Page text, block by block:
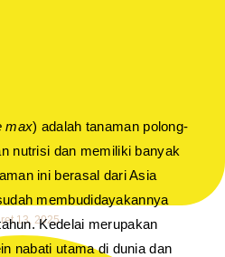
13, 2025
max) adalah tanaman polong-
nutrisi dan memiliki banyak
ini berasal dari Asia
membudidayakannya
Kedelai merupakan
nabati utama di dunia dan